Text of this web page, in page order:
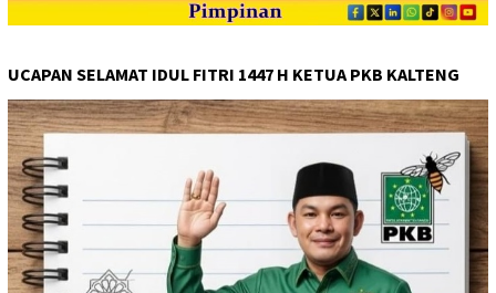
UCAPAN SELAMAT IDUL FITRI 1447 H KETUA PKB KALTENG